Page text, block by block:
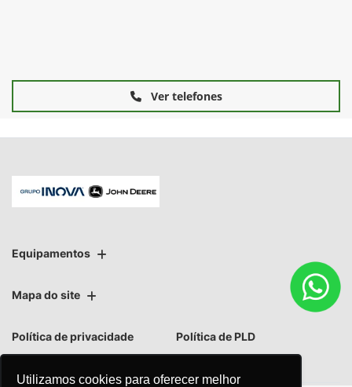
Utilizamos cookies para oferecer melhor
Ver telefones
Equipamentos
Mapa do site
Política de privacidade Política de PLD